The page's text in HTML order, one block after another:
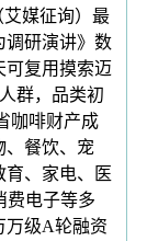
艾媒征询）最
调研演讲》数
可复用摸索迈
群，品类初
咖啡财产成
、餐饮、宠
育、家电、医
费电子等多
万级A轮融资